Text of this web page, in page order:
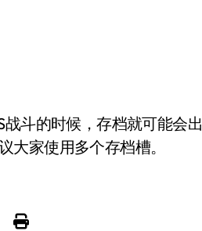
斗的时候，存档就可能会出
家使用多个存档槽。